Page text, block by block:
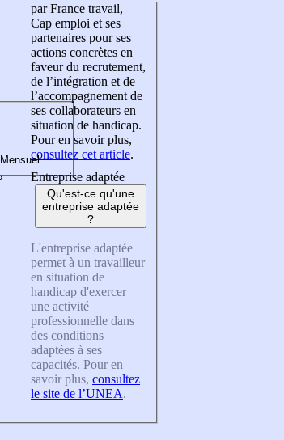
par France travail,
Cap emploi et ses
partenaires pour ses
actions concrètes en
faveur du recrutement,
de l’intégration et de
l’accompagnement de
ses collaborateurs en
situation de handicap.
Pour en savoir plus,
consultez cet article.
Entreprise adaptée
Qu'est-ce qu'une
entreprise adaptée
?
L'entreprise adaptée
permet à un travailleur
en situation de
handicap d'exercer
une activité
professionnelle dans
des conditions
adaptées à ses
capacités. Pour en
savoir plus, consultez
le site de l’UNEA.